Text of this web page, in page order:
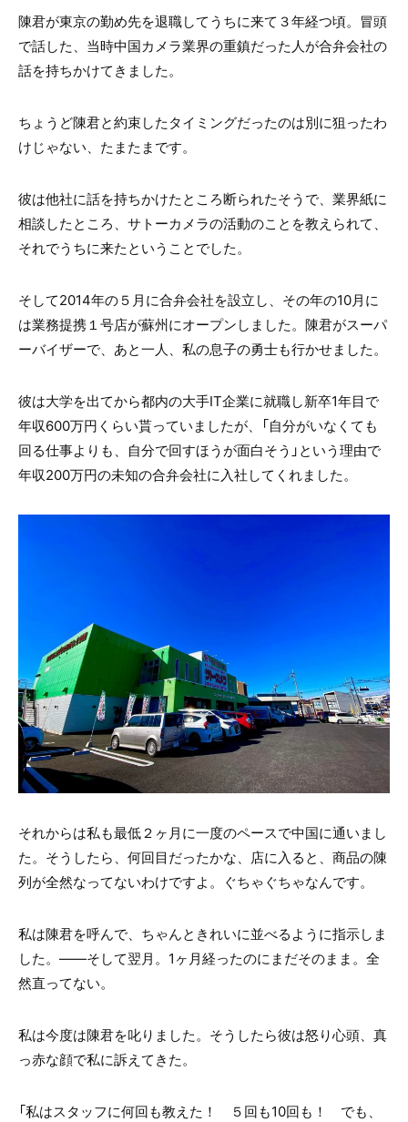
陳君が東京の勤め先を退職してうちに来て３年経つ頃。冒頭
で話した、当時中国カメラ業界の重鎮だった人が合弁会社の
話を持ちかけてきました。
ちょうど陳君と約束したタイミングだったのは別に狙ったわ
けじゃない、たまたまです。
彼は他社に話を持ちかけたところ断られたそうで、業界紙に
相談したところ、サトーカメラの活動のことを教えられて、
それでうちに来たということでした。
そして2014年の５月に合弁会社を設立し、その年の10月に
は業務提携１号店が蘇州にオープンしました。陳君がスーパ
ーバイザーで、あと一人、私の息子の勇士も行かせました。
彼は大学を出てから都内の大手IT企業に就職し新卒1年目で
年収600万円くらい貰っていましたが、「自分がいなくても
回る仕事よりも、自分で回すほうが面白そう」という理由で
年収200万円の未知の合弁会社に入社してくれました。
それからは私も最低２ヶ月に一度のペースで中国に通いまし
た。そうしたら、何回目だったかな、店に入ると、商品の陳
列が全然なってないわけですよ。ぐちゃぐちゃなんです。
私は陳君を呼んで、ちゃんときれいに並べるように指示しま
した。――そして翌月。1ヶ月経ったのにまだそのまま。全
然直ってない。
私は今度は陳君を叱りました。そうしたら彼は怒り心頭、真
っ赤な顔で私に訴えてきた。
「私はスタッフに何回も教えた！ ５回も10回も！ でも、